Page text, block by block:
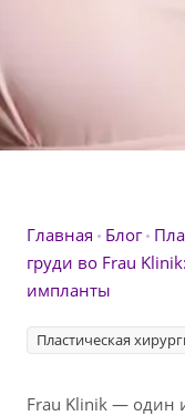
высокого
Главная Блог
груди во Frau
импланты
Пластическая
Frau Klinik — один